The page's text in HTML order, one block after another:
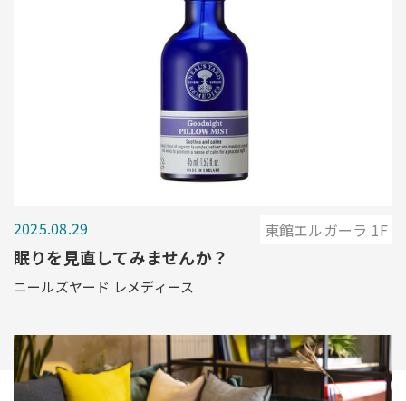
2025.08.29 東館エルガーラ 1F
眠りを見直してみませんか？
ニールズヤード レメディース